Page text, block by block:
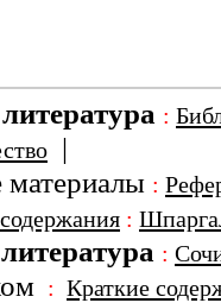
:
|
:
:
:
: Краткие